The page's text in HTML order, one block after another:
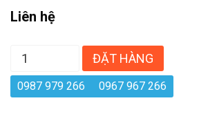
Liên hệ
ĐẶT HÀNG
0987 979 266 0967 967 266